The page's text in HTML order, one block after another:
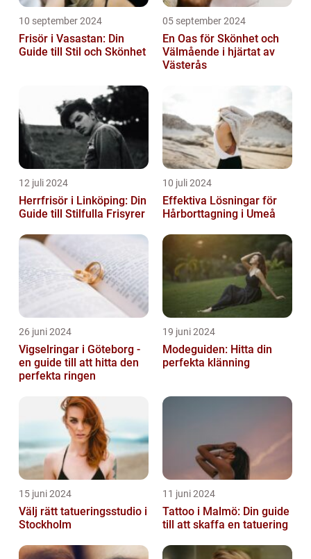
10 september 2024
Frisör i Vasastan: Din
Guide till Stil och Skönhet
05 september 2024
En Oas för Skönhet och
Välmående i hjärtat av
Västerås
12 juli 2024
Herrfrisör i Linköping: Din
Guide till Stilfulla Frisyrer
10 juli 2024
Effektiva Lösningar för
Hårborttagning i Umeå
26 juni 2024
Vigselringar i Göteborg -
en guide till att hitta den
perfekta ringen
19 juni 2024
Modeguiden: Hitta din
perfekta klänning
15 juni 2024
Välj rätt tatueringsstudio i
Stockholm
11 juni 2024
Tattoo i Malmö: Din guide
till att skaffa en tatuering